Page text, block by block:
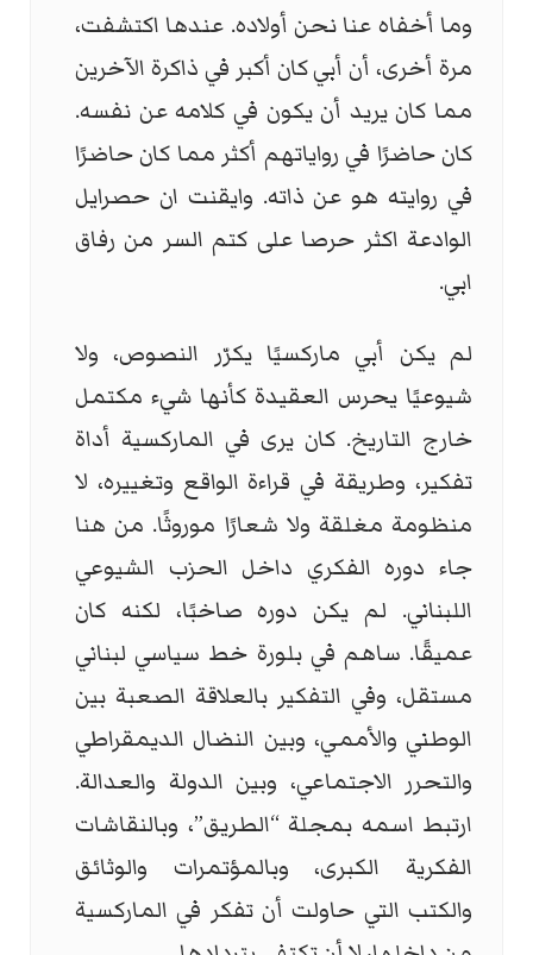
وما أخفاه عنا نحن أولاده. عندها اكتشفت،
مرة أخرى، أن أبي كان أكبر في ذاكرة الآخرين
مما كان يريد أن يكون في كلامه عن نفسه.
كان حاضرًا في رواياتهم أكثر مما كان حاضرًا
في روايته هو عن ذاته. وايقنت ان حصرايل
الوادعة اكثر حرصا على كتم السر من رفاق
ابي.
لم يكن أبي ماركسيًا يكرّر النصوص، ولا
شيوعيًا يحرس العقيدة كأنها شيء مكتمل
خارج التاريخ. كان يرى في الماركسية أداة
تفكير، وطريقة في قراءة الواقع وتغييره، لا
منظومة مغلقة ولا شعارًا موروثًا. من هنا
جاء دوره الفكري داخل الحزب الشيوعي
اللبناني. لم يكن دوره صاخبًا، لكنه كان
عميقًا. ساهم في بلورة خط سياسي لبناني
مستقل، وفي التفكير بالعلاقة الصعبة بين
الوطني والأممي، وبين النضال الديمقراطي
والتحرر الاجتماعي، وبين الدولة والعدالة.
ارتبط اسمه بمجلة “الطريق”، وبالنقاشات
الفكرية الكبرى، وبالمؤتمرات والوثائق
والكتب التي حاولت أن تفكر في الماركسية